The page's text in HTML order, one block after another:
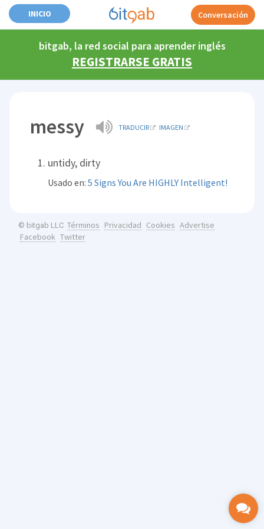
INICIO Conversación
bitgab, la red social para aprender inglés
REGISTRARSE GRATIS
messy TRADUCIR IMAGEN
untidy, dirty
Usado en:5 Signs You Are HIGHLY Intelligent!
© bitgab LLC Términos Privacidad Cookies Advertise
Facebook Twitter